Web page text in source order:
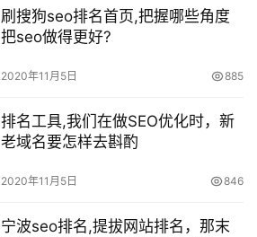
刷搜狗seo排名首页,把握哪些角度
把seo做得更好?
2020年11月5日 885
排名工具,我们在做SEO优化时，新
老域名要怎样去斟酌
2020年11月5日 846
宁波seo排名,提拔网站排名，那末